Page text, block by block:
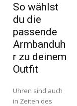
So wählst
du die
passende
Armbanduh
r zu deinem
Outfit
Uhren sind auch
in Zeiten des